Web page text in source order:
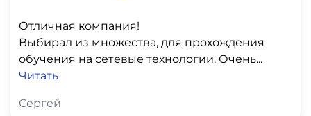
Отличная компания!
Выбирал из множества, для прохождения
обучения на сетевые технологии. Очень...
Читать
Сергей